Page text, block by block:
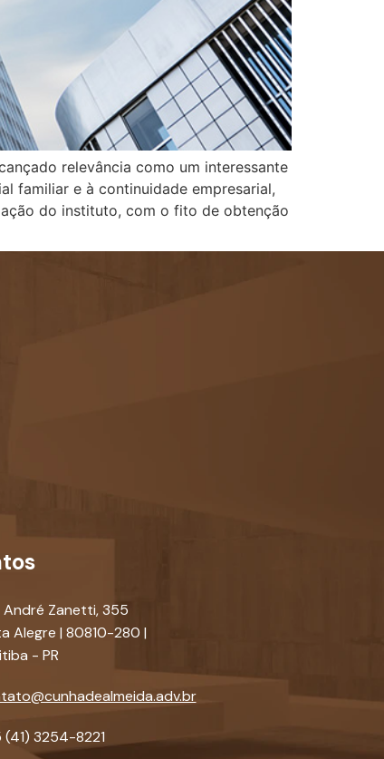
relevância como um interessante
familiar e à continuidade empresarial,
do instituto, com o fito de obtenção
André Zanetti, 355
Alegre | 80810-280 |
- PR
(41) 3254-8221